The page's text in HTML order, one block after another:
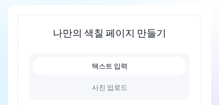
나만의 색칠 페이지 만들기
텍스트 입력
사진 업로드